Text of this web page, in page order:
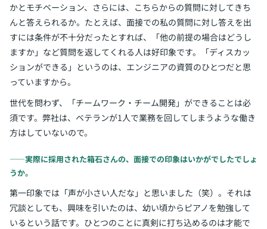
かとモチベーション、さらには、こちらからの質問に対してきち
んと答えられるか。たとえば、面接での私の質問に対し答えを出
すには条件が不十分だったとすれば、「他の前提の場合はどうし
ますか」など質問を返してくれる人は好印象です。「ディスカッ
ションができる」というのは、エンジニアの資質のひとつだと思
っていますから。
世代を問わず、「チームワーク・チーム開発」ができることは必
須です。弊社は、ベテランが1人で業務を回してしまうような働き
方はしていないので。
――実際に採用された箱石さんの、面接での印象はいかがでしたでしょ
うか。
第一印象では「声が小さい人だな」と思いました（笑）。それは
冗談としても、興味を引いたのは、幼い頃からピアノを勉強して
いるという話です。ひとつのことに真剣に打ち込めるのは才能で